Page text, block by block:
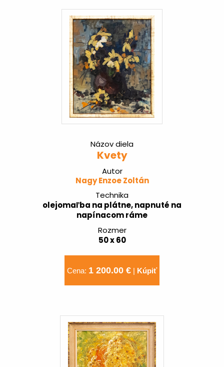
Názov diela
Kvety
Autor
Nagy Enzoe Zoltán
Technika
olejomaľba na plátne, napnuté na
napínacom ráme
Rozmer
50 x 60
Cena: 1 200.00 € | Kúpiť